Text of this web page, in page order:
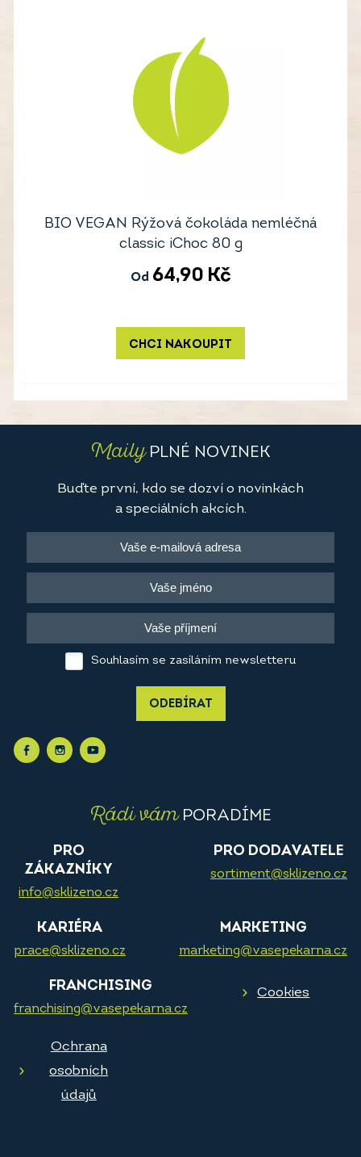
BIO VEGAN Rýžová čokoláda nemléčná
classic iChoc 80 g
Od 64,90 Kč
CHCI NAKOUPIT
MailyPLNÉ NOVINEK
Buďte první, kdo se dozví o novinkách
a speciálních akcích.
Souhlasím se zasíláním newsletteru
ODEBÍRAT
Rádi vámPORADÍME
PRO
ZÁKAZNÍKY
info@sklizeno.cz
PRO DODAVATELE
sortiment@sklizeno.cz
KARIÉRA
prace@sklizeno.cz
MARKETING
marketing@vasepekarna.cz
FRANCHISING
franchising@vasepekarna.cz
Cookies
Ochrana
osobních
údajů